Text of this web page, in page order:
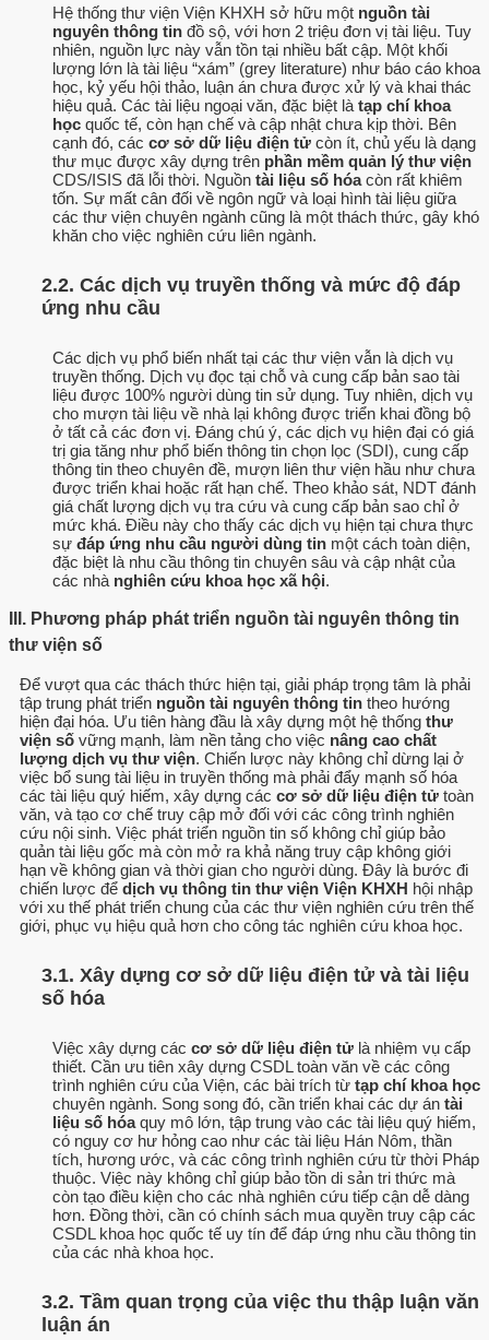
Hệ thống thư viện Viện KHXH sở hữu một nguồn tài
nguyên thông tin đồ sộ, với hơn 2 triệu đơn vị tài liệu. Tuy
nhiên, nguồn lực này vẫn tồn tại nhiều bất cập. Một khối
lượng lớn là tài liệu “xám” (grey literature) như báo cáo khoa
học, kỷ yếu hội thảo, luận án chưa được xử lý và khai thác
hiệu quả. Các tài liệu ngoại văn, đặc biệt là tạp chí khoa
học quốc tế, còn hạn chế và cập nhật chưa kịp thời. Bên
cạnh đó, các cơ sở dữ liệu điện tử còn ít, chủ yếu là dạng
thư mục được xây dựng trên phần mềm quản lý thư viện
CDS/ISIS đã lỗi thời. Nguồn tài liệu số hóacòn rất khiêm
tốn. Sự mất cân đối về ngôn ngữ và loại hình tài liệu giữa
các thư viện chuyên ngành cũng là một thách thức, gây khó
khăn cho việc nghiên cứu liên ngành.
2.2. Các dịch vụ truyền thống và mức độ đáp
ứng nhu cầu
Các dịch vụ phổ biến nhất tại các thư viện vẫn là dịch vụ
truyền thống. Dịch vụ đọc tại chỗ và cung cấp bản sao tài
liệu được 100% người dùng tin sử dụng. Tuy nhiên, dịch vụ
cho mượn tài liệu về nhà lại không được triển khai đồng bộ
ở tất cả các đơn vị. Đáng chú ý, các dịch vụ hiện đại có giá
trị gia tăng như phổ biến thông tin chọn lọc (SDI), cung cấp
thông tin theo chuyên đề, mượn liên thư viện hầu như chưa
được triển khai hoặc rất hạn chế. Theo khảo sát, NDT đánh
giá chất lượng dịch vụ tra cứu và cung cấp bản sao chỉ ở
mức khá. Điều này cho thấy các dịch vụ hiện tại chưa thực
sự đáp ứng nhu cầu người dùng tin một cách toàn diện,
đặc biệt là nhu cầu thông tin chuyên sâu và cập nhật của
các nhà nghiên cứu khoa học xã hội.
III. Phương pháp phát triển nguồn tài nguyên thông tin
thư viện số
Để vượt qua các thách thức hiện tại, giải pháp trọng tâm là phải
tập trung phát triển nguồn tài nguyên thông tin theo hướng
hiện đại hóa. Ưu tiên hàng đầu là xây dựng một hệ thống thư
viện số vững mạnh, làm nền tảng cho việc nâng cao chất
lượng dịch vụ thư viện. Chiến lược này không chỉ dừng lại ở
việc bổ sung tài liệu in truyền thống mà phải đẩy mạnh số hóa
các tài liệu quý hiếm, xây dựng các cơ sở dữ liệu điện tử toàn
văn, và tạo cơ chế truy cập mở đối với các công trình nghiên
cứu nội sinh. Việc phát triển nguồn tin số không chỉ giúp bảo
quản tài liệu gốc mà còn mở ra khả năng truy cập không giới
hạn về không gian và thời gian cho người dùng. Đây là bước đi
chiến lược để dịch vụ thông tin thư viện Viện KHXH hội nhập
với xu thế phát triển chung của các thư viện nghiên cứu trên thế
giới, phục vụ hiệu quả hơn cho công tác nghiên cứu khoa học.
3.1. Xây dựng cơ sở dữ liệu điện tử và tài liệu
số hóa
Việc xây dựng các cơ sở dữ liệu điện tử là nhiệm vụ cấp
thiết. Cần ưu tiên xây dựng CSDL toàn văn về các công
trình nghiên cứu của Viện, các bài trích từ tạp chí khoa học
chuyên ngành. Song song đó, cần triển khai các dự án tài
liệu số hóaquy mô lớn, tập trung vào các tài liệu quý hiếm,
có nguy cơ hư hỏng cao như các tài liệu Hán Nôm, thần
tích, hương ước, và các công trình nghiên cứu từ thời Pháp
thuộc. Việc này không chỉ giúp bảo tồn di sản tri thức mà
còn tạo điều kiện cho các nhà nghiên cứu tiếp cận dễ dàng
hơn. Đồng thời, cần có chính sách mua quyền truy cập các
CSDL khoa học quốc tế uy tín để đáp ứng nhu cầu thông tin
của các nhà khoa học.
3.2. Tầm quan trọng của việc thu thập luận văn
luận án